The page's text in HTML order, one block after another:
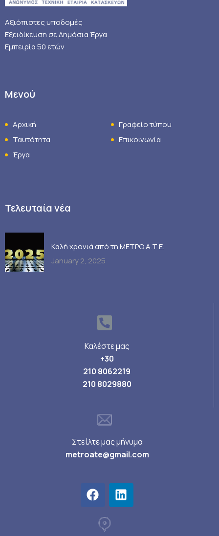
Αξιόπιστες υποδομές
Εξειδίκευση σε Δημόσια Έργα
Εμπειρία 50 ετών
Μενού
Αρχική
Ταυτότητα
Έργα
Γραφείο τύπου
Επικοινωνία
Τελευταία νέα
Καλή χρονιά από τη ΜΕΤΡΟ Α.Τ.Ε.
January 2, 2025
Καλέστε μας
+30
210 8062219
210 8029880
Στείλτε μας μήνυμα
metroate@gmail.com